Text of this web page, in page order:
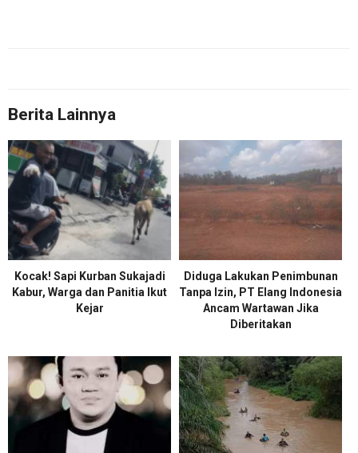
Berita Lainnya
Kocak! Sapi Kurban Sukajadi
Kabur, Warga dan Panitia Ikut
Kejar
Diduga Lakukan Penimbunan
Tanpa Izin, PT Elang Indonesia
Ancam Wartawan Jika
Diberitakan